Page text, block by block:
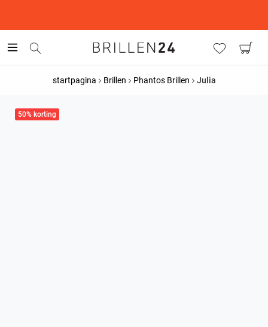
startpagina Brillen Phantos Brillen Julia
50% korting